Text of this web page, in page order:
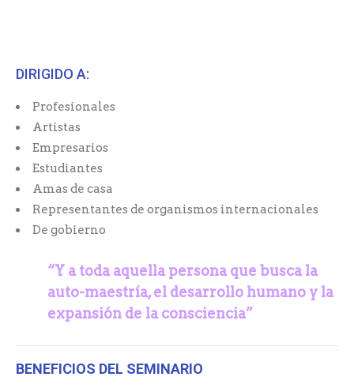
DIRIGIDO A:
Profesionales
Artistas
Empresarios
Estudiantes
Amas de casa
Representantes de organismos internacionales
De gobierno
“Y a toda aquella persona que busca la
auto-maestría,el desarrollo humano y la
expansión de la consciencia”
BENEFICIOS DEL SEMINARIO